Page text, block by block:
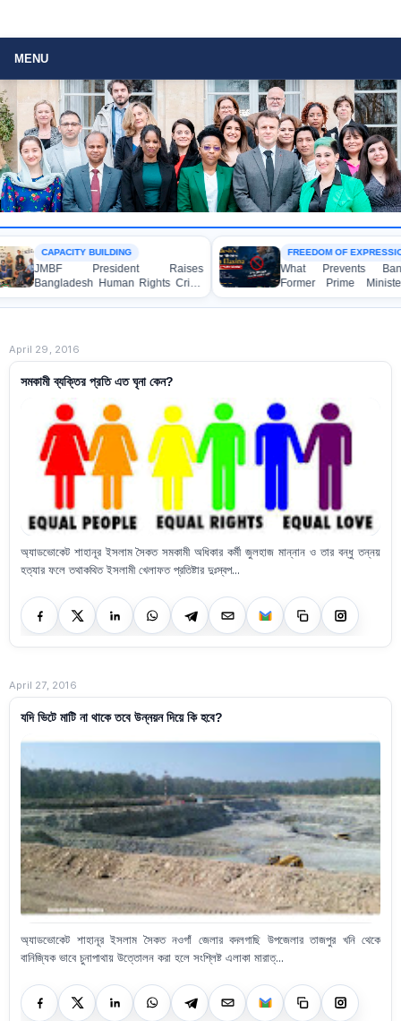
MENU
CAPACITY BUILDING
JMBF President Raises
Bangladesh Human Rights Crisis
with Enabel CEO in Brussels
FREEDOM OF EXPRESSION
What Prevents
Former Prime Minister
Hasina from Speaking to
Media?
April 29, 2016
সমকামী ব্যক্তির প্রতি এত ঘৃনা কেন?
অ্যাডভোকেট শাহানূর ইসলাম সৈকত সমকামী অধিকার কর্মী জুলহাজ মান্নান ও তার বন্ধু তন্নয়
হত্যার ফলে তথাকথিত ইসলামী খেলাফত প্রতিষ্টার দুঃস্বপ...
April 27, 2016
যদি ভিটে মাটি না থাকে তবে উন্নয়ন দিয়ে কি হবে?
অ্যাডভোকেট শাহানূর ইসলাম সৈকত নওগাঁ জেলার বদলগাছি উপজেলার তাজপুর খনি থেকে
বানিজ্যিক ভাবে চুনাপাথায় উত্তোলন করা হলে সংশ্লিষ্ট এলাকা মারাত্...